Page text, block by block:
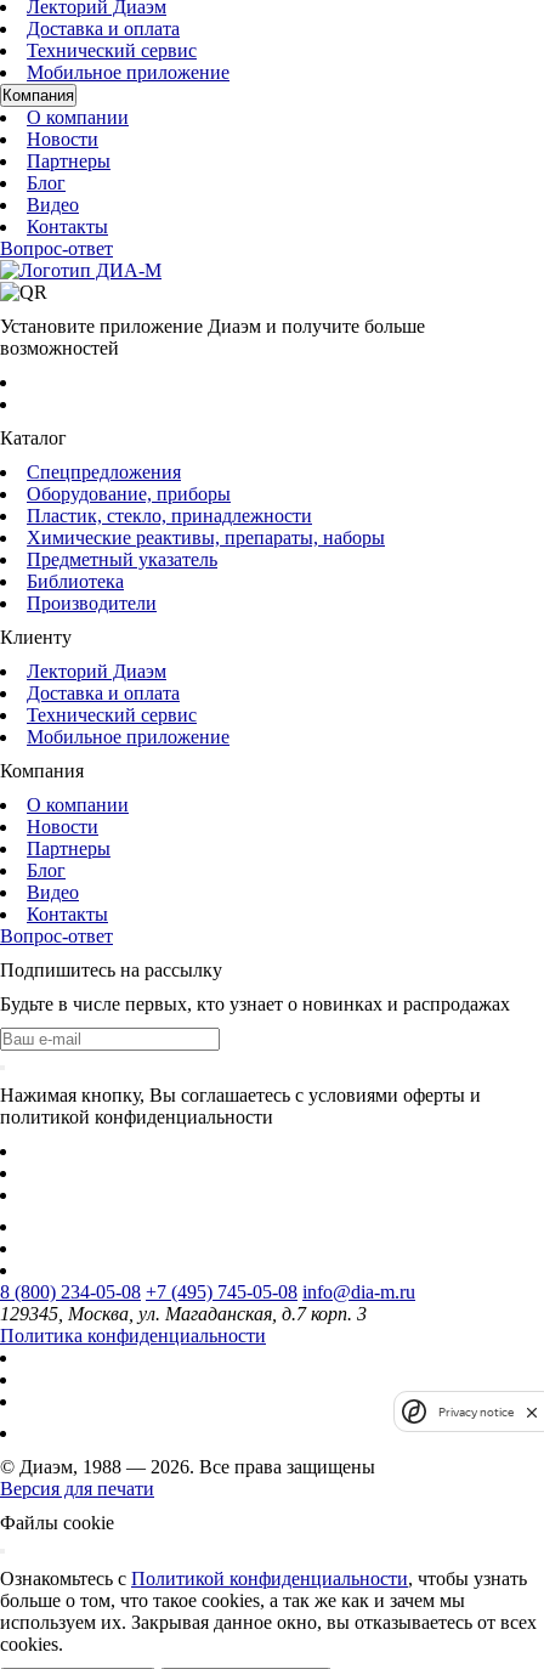
Лекторий Диаэм
Доставка и оплата
Технический сервис
Мобильное приложение
Компания
О компании
Новости
Партнеры
Блог
Видео
Контакты
Вопрос-ответ
Установите приложение Диаэм и получите больше
возможностей
Каталог
Спецпредложения
Оборудование, приборы
Пластик, стекло, принадлежности
Химические реактивы, препараты, наборы
Предметный указатель
Библиотека
Производители
Клиенту
Лекторий Диаэм
Доставка и оплата
Технический сервис
Мобильное приложение
Компания
О компании
Новости
Партнеры
Блог
Видео
Контакты
Вопрос-ответ
Подпишитесь на рассылку
Будьте в числе первых, кто узнает о новинках и распродажах
Нажимая кнопку, Вы соглашаетесь с условиями оферты и
политикой конфиденциальности
8 (800) 234-05-08 +7 (495) 745-05-08 info@dia-m.ru
129345, Москва, ул. Магаданская, д.7 корп. 3
Политика конфиденциальности
© Диаэм, 1988 — 2026. Все права защищены
Версия для печати
Файлы cookie
Ознакомьтесь с Политикой конфиденциальности, чтобы узнать
больше о том, что такое cookies, а так же как и зачем мы
используем их. Закрывая данное окно, вы отказываетесь от всех
cookies.
Privacy notice